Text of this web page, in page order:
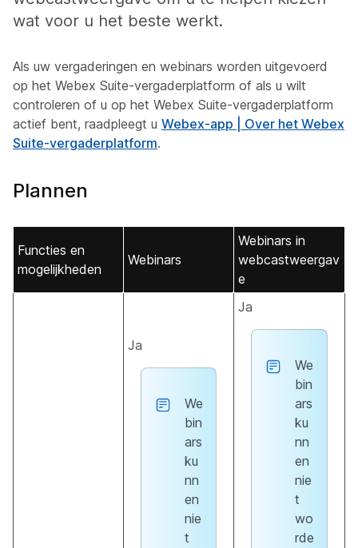
wat voor u het beste werkt.
Als uw vergaderingen en webinars worden uitgevoerd
op het Webex Suite-vergaderplatform of als u wilt
controleren of u op het Webex Suite-vergaderplatform
actief bent, raadpleegt u Webex-app | Over het Webex
Suite-vergaderplatform.
Plannen
Functies en
mogelijkheden
Webinars
Webinars in
webcastweergav
e
Ja
We
bin
ars
ku
nn
en
nie
t
Ja
We
bin
ars
ku
nn
en
nie
t
wo
rde